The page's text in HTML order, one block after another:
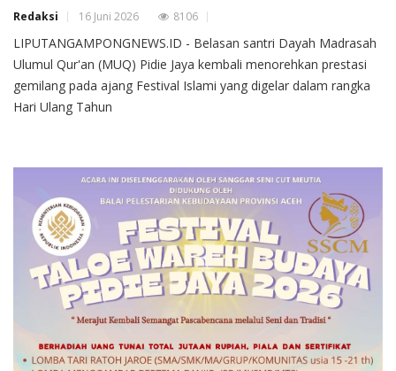
Redaksi 16 Juni 2026 8106
LIPUTANGAMPONGNEWS.ID - Belasan santri Dayah Madrasah
Ulumul Qur'an (MUQ) Pidie Jaya kembali menorehkan prestasi
gemilang pada ajang Festival Islami yang digelar dalam rangka
Hari Ulang Tahun